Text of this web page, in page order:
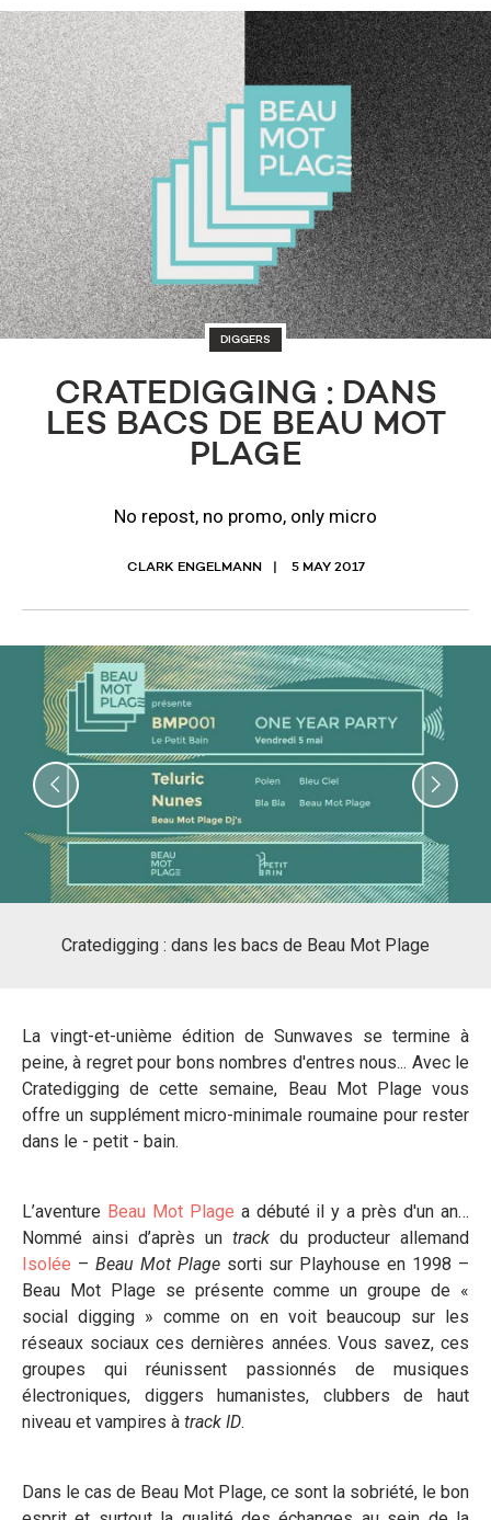
DIGGERS
CRATEDIGGING : DANS
LES BACS DE BEAU MOT
PLAGE
No repost, no promo, only micro
CLARK ENGELMANN 5 MAY 2017
Cratedigging : dans les bacs de Beau Mot Plage
Previous
La vingt-et-unième édition de Sunwaves se termine à
peine, à regret pour bons nombres d'entres nous... Avec le
Cratedigging de cette semaine, Beau Mot Plage vous
offre un supplément micro-minimale roumaine pour rester
dans le - petit - bain.
L’aventure Beau Mot Plage a débuté il y a près d'un an…
Nommé ainsi d’après un track du producteur allemand
Isolée – Beau Mot Plage sorti sur Playhouse en 1998 –
Beau Mot Plage se présente comme un groupe de «
social digging » comme on en voit beaucoup sur les
réseaux sociaux ces dernières années. Vous savez, ces
groupes qui réunissent passionnés de musiques
électroniques, diggers humanistes, clubbers de haut
niveau et vampires à track ID.
Dans le cas de Beau Mot Plage, ce sont la sobriété, le bon